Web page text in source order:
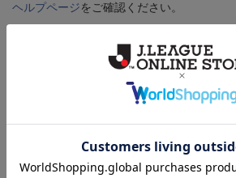
ヘルプページをご確認ください。
一部商品はメール便でのお届けとなる場合
をご確認ください。
【カラーについて】
商品画像は、お使いのパソコンのモニター
のメーカー・機種・画面設定等により、実